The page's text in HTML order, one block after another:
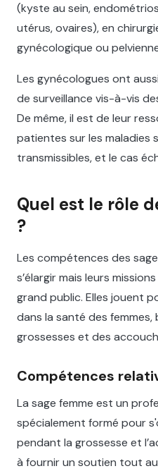
(kyste au sein,
utérus, ovaires), en
gynécologique ou
Les gynécologues ont
de surveillance vis-à-vis
De même, il est de leur
patientes sur les maladies
transmissibles, et le cas
Quel est le rôle
?
Les compétences des
s’élargir mais leurs
grand public. Elles jouent
dans la santé des femmes,
grossesses et des
Compétences
La sage femme est un
spécialement formé pour
pendant la grossesse et
à fournir un soutien tout